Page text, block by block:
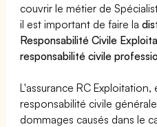
couvrir le métier de
il est important de faire la
Responsabilité Civile
responsabilité civile
L'assurance RC
responsabilité civile
dommages causés dans le